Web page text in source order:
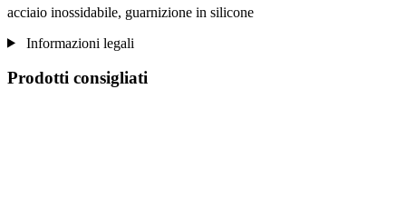
acciaio inossidabile, guarnizione in silicone
Informazioni legali
Prodotti consigliati